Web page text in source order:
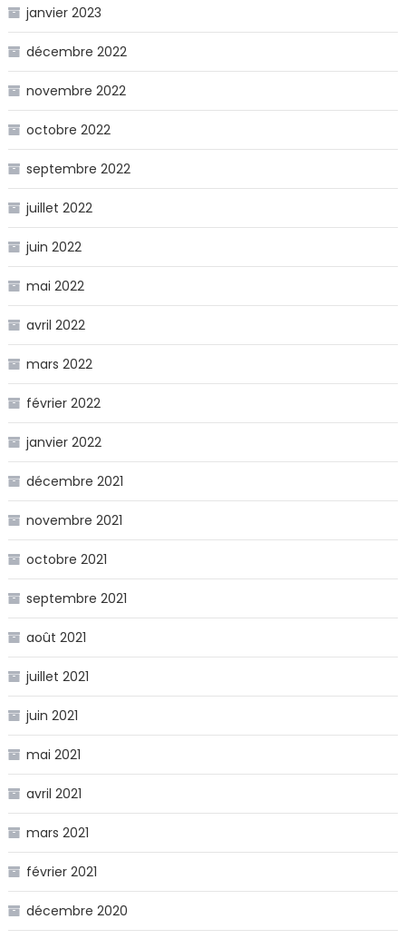
janvier 2023
décembre 2022
novembre 2022
octobre 2022
septembre 2022
juillet 2022
juin 2022
mai 2022
avril 2022
mars 2022
février 2022
janvier 2022
décembre 2021
novembre 2021
octobre 2021
septembre 2021
août 2021
juillet 2021
juin 2021
mai 2021
avril 2021
mars 2021
février 2021
décembre 2020